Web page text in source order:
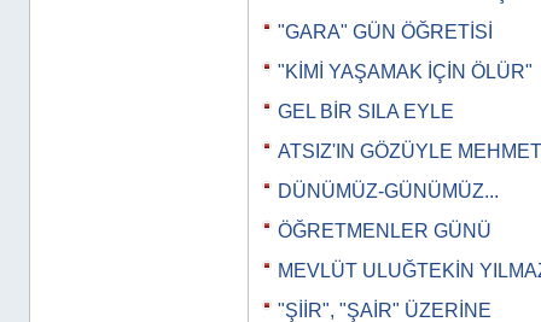
"GARA" GÜN ÖĞRETİSİ
"KİMİ YAŞAMAK İÇİN ÖLÜR"
GEL BİR SILA EYLE
ATSIZ'IN GÖZÜYLE
DÜNÜMÜZ-GÜNÜMÜZ...
ÖĞRETMENLER GÜNÜ
MEVLÜT ULUĞTEKİN
"ŞİİR", "ŞAİR" ÜZERİNE